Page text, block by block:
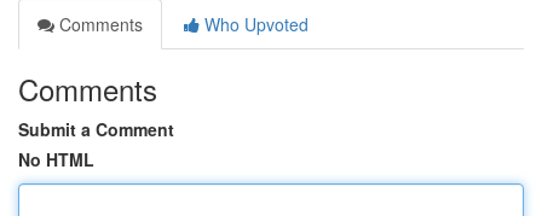
Comments
Who Upvoted
Comments
Submit a Comment
No HTML